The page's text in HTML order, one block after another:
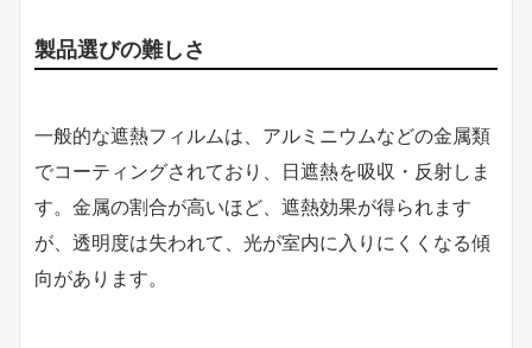
製品選びの難しさ
一般的な遮熱フィルムは、アルミニウムなどの金属類
でコーティングされており、日遮熱を吸収・反射しま
す。金属の割合が高いほど、遮熱効果が得られます
が、透明度は失われて、光が室内に入りにくくなる傾
向があります。